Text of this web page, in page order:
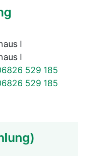
I
I
529 185
529 185